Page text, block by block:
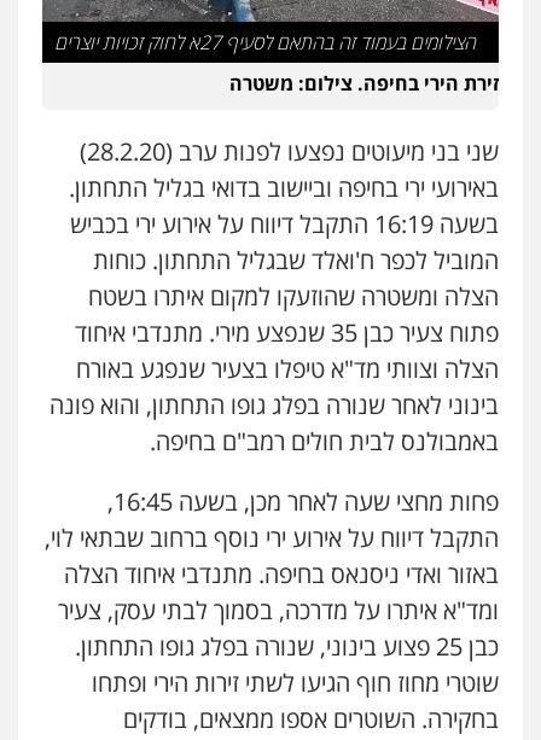
עו"ד אלון ארז
פלילי צבאי סמים אלימות במשפחה צווארון
לבן
0507368203
שחר לדובסקי, עו"ד
פלילי מעצרים וחקירות עבירות המתה עורכי
דין לענייני אסירים
0507913332
עו"ד איהאב ג'לג'ולי
פלילי מעצרים וחקירות עורכי דין לענייני
אסירים
0505216700
עו"ד שלומי שרון
0547342002
עו"ד אלון קריטי
פלילי כלכלי אלימות סמים מעצרים
0525544654
מנשה, אלמוג – עורכי דין
הצילומים בעמוד זה בהתאם לסעיף 27א לחוק זכויות יוצרים
זירת הירי בחיפה. צילום: משטרה
שני בני מיעוטים נפצעו לפנות ערב (28.2.20)
באירועי ירי בחיפה וביישוב בדואי בגליל התחתון.
בשעה 16:19 התקבל דיווח על אירוע ירי בכביש
המוביל לכפר ח'ואלד שבגליל התחתון. כוחות
הצלה ומשטרה שהוזעקו למקום איתרו בשטח
פתוח צעיר כבן 35 שנפצע מירי. מתנדבי איחוד
הצלה וצוותי מד"א טיפלו בצעיר שנפגע באורח
בינוני לאחר שנורה בפלג גופו התחתון, והוא פונה
באמבולנס לבית חולים רמב"ם בחיפה.
פחות מחצי שעה לאחר מכן, בשעה 16:45,
התקבל דיווח על אירוע ירי נוסף ברחוב שבתאי לוי,
באזור ואדי ניסנאס בחיפה. מתנדבי איחוד הצלה
ומד"א איתרו על מדרכה, בסמוך לבתי עסק, צעיר
כבן 25 פצוע בינוני, שנורה בפלג גופו התחתון.
שוטרי מחוז חוף הגיעו לשתי זירות הירי ופתחו
בחקירה. השוטרים אספו ממצאים, בודקים
עו"ד אורנת קמרון
פלילי תעבורה עורכי דין לענייני אסירים
משפחה נוער
שני אלגרבלי – משרד עורכי דין
פלילי עורכי דין לענייני אסירים תעבורה
0507120031
עו"ד אייל אביטל
פלילי פשיעה חמורה מעצרים וחקירות
0544712201
עו"ד בועז קניג
0507003001
ויקי שמואל – משרד עו"ד
פלילי משפט פלילי
0528959600
קורל קרוז – עורך דין פלילי